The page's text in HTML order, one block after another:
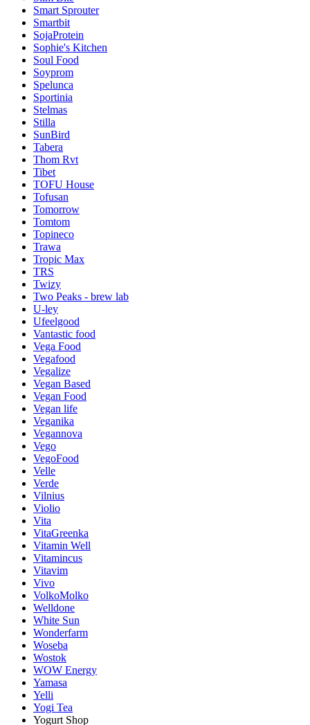
Smart Sprouter
Smartbit
SojaProtein
Sophie's Kitchen
Soul Food
Soyprom
Spelunca
Sportinia
Stelmas
Stilla
SunBird
Tabera
Thom Rvt
Tibet
TOFU House
Tofusan
Tomorrow
Tomtom
Topineco
Trawa
Tropic Max
TRS
Twizy
Two Peaks - brew lab
U-ley
Ufeelgood
Vantastic food
Vega Food
Vegafood
Vegalize
Vegan Based
Vegan Food
Vegan life
Veganika
Vegannova
Vego
VegoFood
Velle
Verde
Vilnius
Violio
Vita
VitaGreenka
Vitamin Well
Vitamincus
Vitavim
Vivo
VolkoMolko
Welldone
White Sun
Wonderfarm
Woseba
Wostok
WOW Energy
Yamasa
Yelli
Yogi Tea
Yogurt Shop